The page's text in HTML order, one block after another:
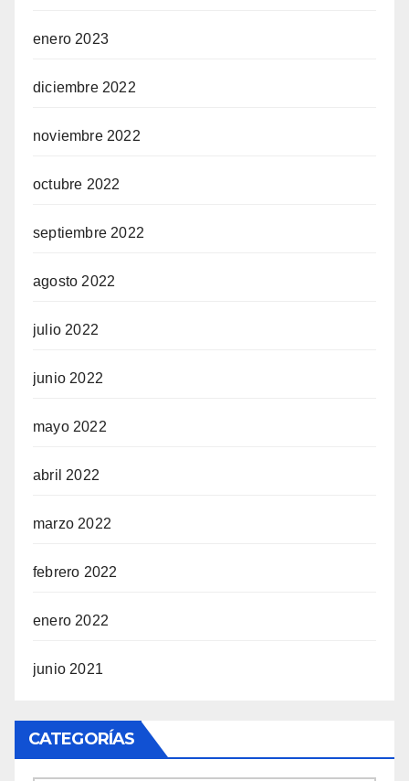
enero 2023
diciembre 2022
noviembre 2022
octubre 2022
septiembre 2022
agosto 2022
julio 2022
junio 2022
mayo 2022
abril 2022
marzo 2022
febrero 2022
enero 2022
junio 2021
CATEGORÍAS